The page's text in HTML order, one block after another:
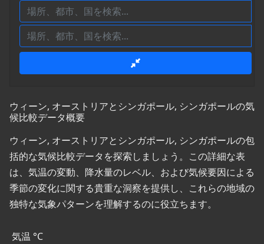
ウィーン, オーストリアとシンガポール, シンガポールの気
候比較データ概要
ウィーン, オーストリアとシンガポール, シンガポールの包
括的な気候比較データを探索しましょう。この詳細な表
は、気温の変動、降水量のレベル、および気候要因による
季節の変化に関する貴重な洞察を提供し、これらの地域の
独特な気象パターンを理解するのに役立ちます。
気温 °C